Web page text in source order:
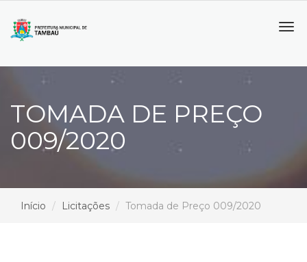
TOMADA DE PREÇO
009/2020
Início Licitações Tomada de Preço 009/2020